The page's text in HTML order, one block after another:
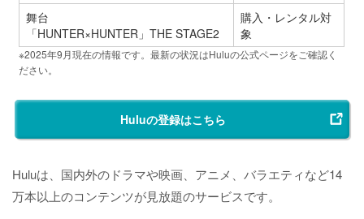
舞台
「HUNTER×HUNTER」THE STAGE2
購入・レンタル対
象
※2025年9月現在の情報です。最新の状況はHuluの公式ページをご確認く
ださい。
Huluの登録はこちら
Huluは、国内外のドラマや映画、アニメ、バラエティなど14
万本以上のコンテンツが見放題のサービスです。